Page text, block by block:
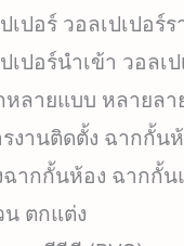
เปอร์ วอลเปเปอร์
เปอร์นำเข้า วอลเ
หลายแบบ หลายลา
งานติดตั้ง ฉากกั้น
ฉากกั้นห้อง ฉากกั้
ตกแต่ง